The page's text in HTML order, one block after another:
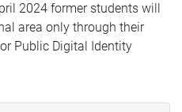
2024 former students will
area only through their
Public Digital Identity